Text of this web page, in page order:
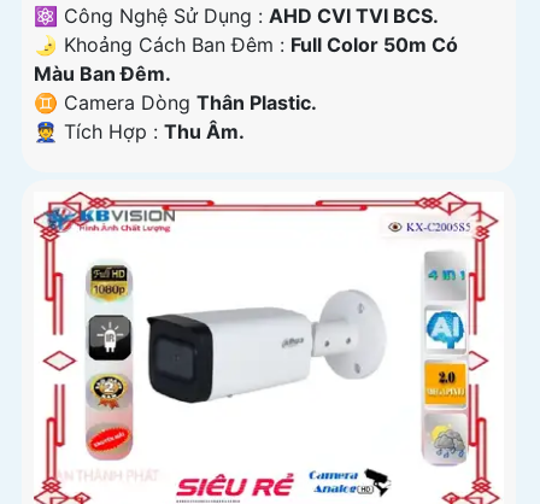
⚛️ Công Nghệ Sử Dụng : AHD CVI TVI BCS.
🌛 Khoảng Cách Ban Đêm : Full Color 50m Có
Màu Ban Ðêm.
♊ Camera Dòng Thân Plastic.
️👮 Tích Hợp : Thu Âm.